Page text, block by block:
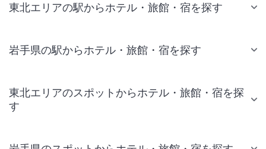
東北エリアの駅からホテル・旅館・宿を探す
岩手県の駅からホテル・旅館・宿を探す
東北エリアのスポットからホテル・旅館・宿を探
す